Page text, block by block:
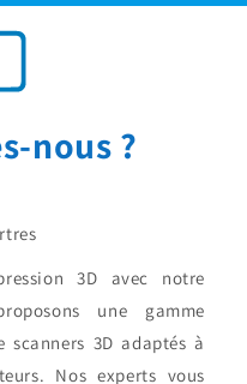
nous ?
3D avec notre
une gamme
3D adaptés à
Nos experts vous